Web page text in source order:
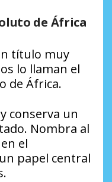
de África
título muy
lo llaman el
de África.
conserva un
Nombra al
el
papel central